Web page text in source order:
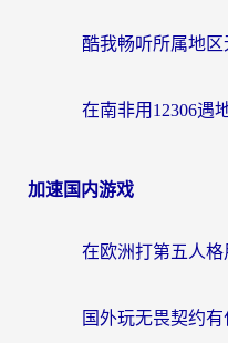
加速国内游戏